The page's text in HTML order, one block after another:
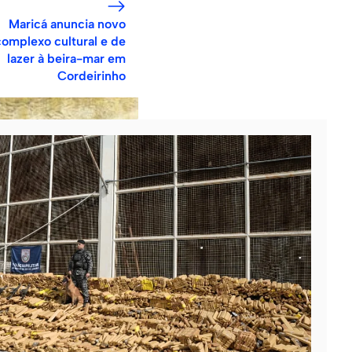
Maricá anuncia novo
cultural e de
lazer à beira-mar em
Cordeirinho